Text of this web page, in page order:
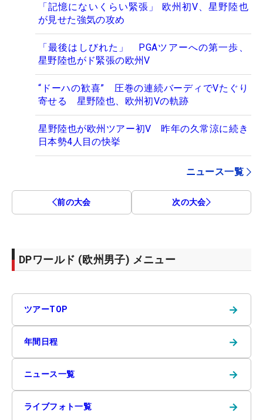
「記憶にないくらい緊張」 欧州初V、星野陸也
が見せた強気の攻め
「最後はしびれた」 PGAツアーへの第一歩、
星野陸也がド緊張の欧州V
“ドーハの歓喜” 圧巻の連続バーディでVたぐり
寄せる 星野陸也、欧州初Vの軌跡
星野陸也が欧州ツアー初V 昨年の久常涼に続き
日本勢4人目の快挙
ニュース一覧
前の大会 次の大会
DPワールド (欧州男子) メニュー
ツアーTOP →
年間日程 →
ニュース一覧 →
ライブフォト一覧 →